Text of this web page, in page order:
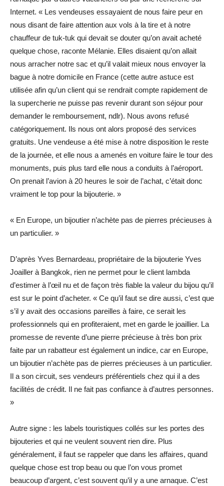
Internet. « Les vendeuses essayaient de nous faire peur en
nous disant de faire attention aux vols à la tire et à notre
chauffeur de tuk-tuk qui devait se douter qu’on avait acheté
quelque chose, raconte Mélanie. Elles disaient qu’on allait
nous arracher notre sac et qu’il valait mieux nous envoyer la
bague à notre domicile en France (cette autre astuce est
utilisée afin qu’un client qui se rendrait compte rapidement de
la supercherie ne puisse pas revenir durant son séjour pour
demander le remboursement, ndlr). Nous avons refusé
catégoriquement. Ils nous ont alors proposé des services
gratuits. Une vendeuse a été mise à notre disposition le reste
de la journée, et elle nous a amenés en voiture faire le tour des
monuments, puis plus tard elle nous a conduits à l’aéroport.
On prenait l’avion à 20 heures le soir de l’achat, c’était donc
vraiment le top pour la bijouterie. »
« En Europe, un bijoutier n’achète pas de pierres précieuses à
un particulier. »
D’après Yves Bernardeau, propriétaire de la bijouterie Yves
Joailler à Bangkok, rien ne permet pour le client lambda
d’estimer à l’œil nu et de façon très fiable la valeur du bijou qu’il
est sur le point d’acheter. « Ce qu’il faut se dire aussi, c’est que
s’il y avait des occasions pareilles à faire, ce serait les
professionnels qui en profiteraient, met en garde le joaillier. La
promesse de revente d’une pierre précieuse à très bon prix
faite par un rabatteur est également un indice, car en Europe,
un bijoutier n’achète pas de pierres précieuses à un particulier.
Il a son circuit, ses vendeurs préférentiels chez qui il a des
facilités de crédit. Il ne fait pas confiance à d’autres personnes.
»
Autre signe : les labels touristiques collés sur les portes des
bijouteries et qui ne veulent souvent rien dire. Plus
généralement, il faut se rappeler que dans les affaires, quand
quelque chose est trop beau ou que l’on vous promet
beaucoup d’argent, c’est souvent qu’il y a une arnaque. C’est